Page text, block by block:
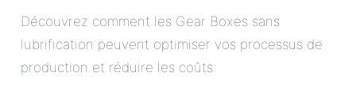
Adresse
Message
Découvrez comment les Gear Boxes sans
lubrification peuvent optimiser vos processus de
production et réduire les coûts.